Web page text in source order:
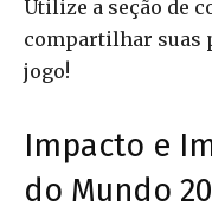
Utilize a seção de
compartilhar suas
jogo!
Impacto e
do Mundo